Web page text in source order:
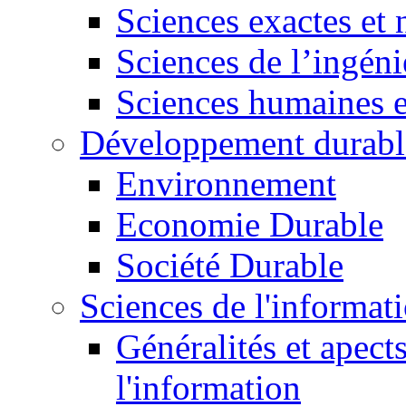
Sciences exactes et
Sciences de
Sciences humaines
Développement
Environnement
Economie Durable
Société Durable
Sciences de
Généralités et
l'information